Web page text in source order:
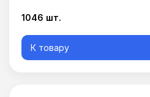
1046 шт.
К товару